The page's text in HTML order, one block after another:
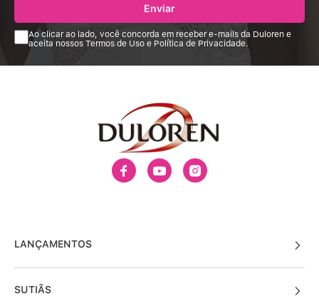
Enviar
Ao clicar ao lado, você concorda em receber e-mails da Duloren e
aceita nossos Termos de Uso e Política de Privacidade.
LANÇAMENTOS
SUTIÃS